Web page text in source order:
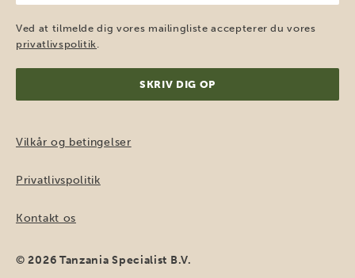
mail
(Påkrævet)
Ved at tilmelde dig vores mailingliste accepterer du vores
privatlivspolitik.
Vilkår og betingelser
Privatlivspolitik
Kontakt os
© 2026 Tanzania Specialist B.V.